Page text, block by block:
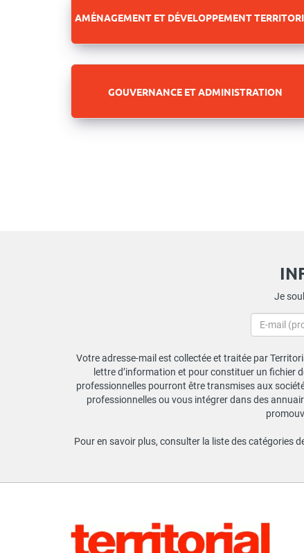
AMÉNAGEMENT ET DÉVELOPPEMENT
GOUVERNANCE ET ADMINISTRATION
Je
Votre adresse-mail est collectée et traitée par
lettre d’information et pour constituer un fichier
professionnelles pourront être transmises aux
professionnelles ou vous intégrer dans des
Pour en savoir plus, consulter la liste des catégories